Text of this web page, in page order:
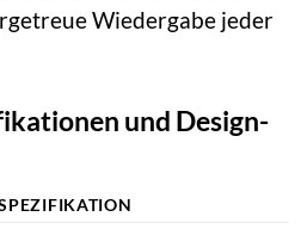
Wiedergabe jeder
und Design-